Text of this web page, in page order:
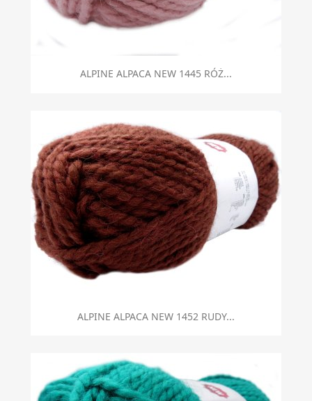
ALPINE ALPACA NEW 1445 RÓŻ...
ALPINE ALPACA NEW 1452 RUDY...